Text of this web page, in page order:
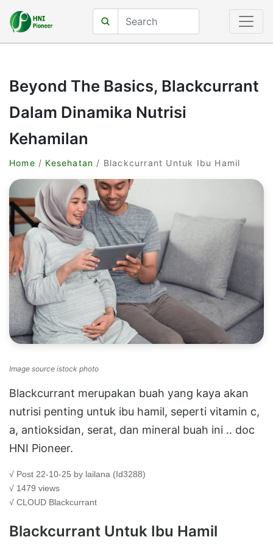
Beyond The Basics, Blackcurrant
Dalam Dinamika Nutrisi
Kehamilan
Home / Kesehatan / Blackcurrant Untuk Ibu Hamil
Image source istock photo
Blackcurrant merupakan buah yang kaya akan
nutrisi penting untuk ibu hamil, seperti vitamin c,
a, antioksidan, serat, dan mineral buah ini .. doc
HNI Pioneer.
√ Post 22-10-25 by lailana (Id3288)
√ 1479 views
√ CLOUD Blackcurrant
Blackcurrant Untuk Ibu Hamil